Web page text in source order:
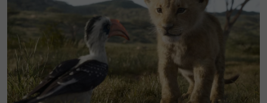
hati masyarakat.
Dengan berakhirnya fasa penggambaran tersebut,
proses pascaproduksi pula dijadualkan menyusul,
meninggalkan sebuah memori manis tentang
bagaimana sebuah karya seni mampu menyatukan
dua budaya yang berbeza secara harmoni di ruang